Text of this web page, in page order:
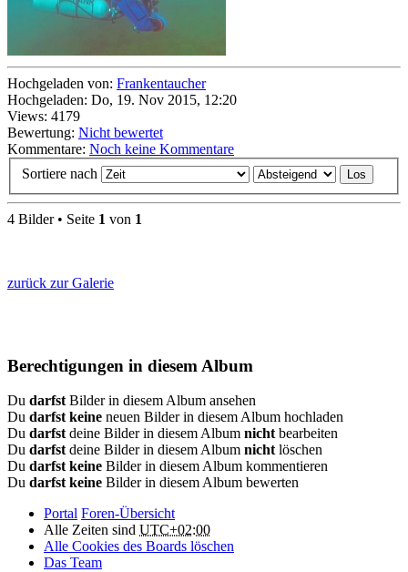
Hochgeladen von: Frankentaucher
Hochgeladen: Do, 19. Nov 2015, 12:20
Views: 4179
Bewertung: Nicht bewertet
Kommentare: Noch keine Kommentare
Sortiere nach
4 Bilder • Seite 1 von 1
zurück zur Galerie
Berechtigungen in diesem Album
Du darfstBilder in diesem Album ansehen
Du darfst keine neuen Bilder in diesem Album hochladen
Du darfstdeine Bilder in diesem Album nichtbearbeiten
Du darfstdeine Bilder in diesem Album nichtlöschen
Du darfst keine Bilder in diesem Album kommentieren
Du darfst keine Bilder in diesem Album bewerten
Portal Foren-Übersicht
Alle Zeiten sind UTC+02:00
Alle Cookies des Boards löschen
Das Team